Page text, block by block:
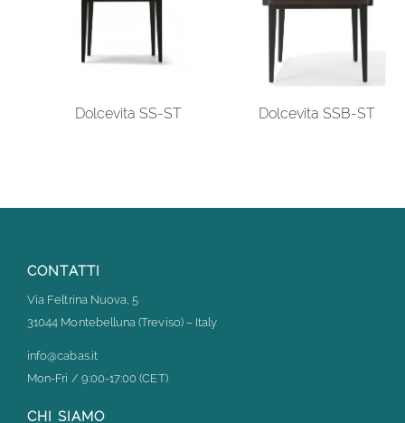
Dolcevita SS-ST Dolcevita SSB-ST
CONTATTI
Via Feltrina Nuova, 5
31044 Montebelluna (Treviso) – Italy
info@cabas.it
Mon-Fri / 9:00-17:00 (CET)
CHI SIAMO